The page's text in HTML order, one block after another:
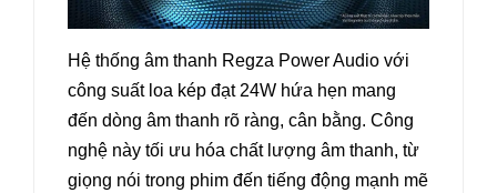
Hệ thống âm thanh Regza Power Audio với
công suất loa kép đạt 24W hứa hẹn mang
đến dòng âm thanh rõ ràng, cân bằng. Công
nghệ này tối ưu hóa chất lượng âm thanh, từ
giọng nói trong phim đến tiếng động mạnh mẽ